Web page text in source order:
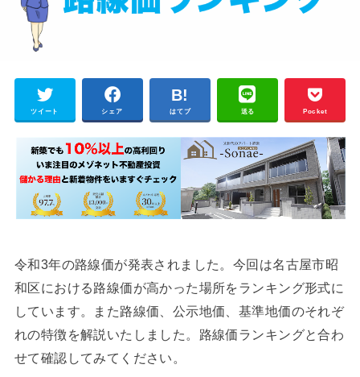
ツイート シェア はてブ 送る Pocket
令和3年の路線価が発表されました。今回は名古屋市昭
和区における路線価が高かった場所をランキング形式に
しています。また路線価、公示地価、基準地価のそれぞ
れの特徴を解説いたしました。路線価ランキングと合わ
せて確認してみてください。